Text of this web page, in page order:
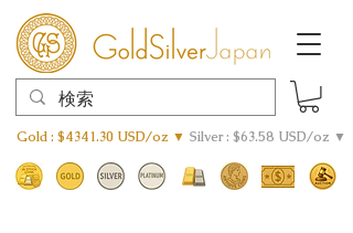
Gold : $4341.30 USD/oz ▼ Silver : $63.58 USD/oz ▼